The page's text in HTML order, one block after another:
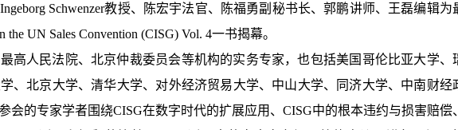
Schwenzer教授、陈宏宇法官、陈福勇副秘书长、郭鹏讲师、王磊编辑为
the UN Sales Convention (CISG) Vol. 4一书揭幕。
高人民法院、北京仲裁委员会等机构的实务专家，也包括美国哥伦比亚大学、
、北京大学、清华大学、对外经济贸易大学、中山大学、同济大学、中南财经
会的专家学者围绕CISG在数字时代的扩展应用、CISG中的根本违约与损害赔偿、